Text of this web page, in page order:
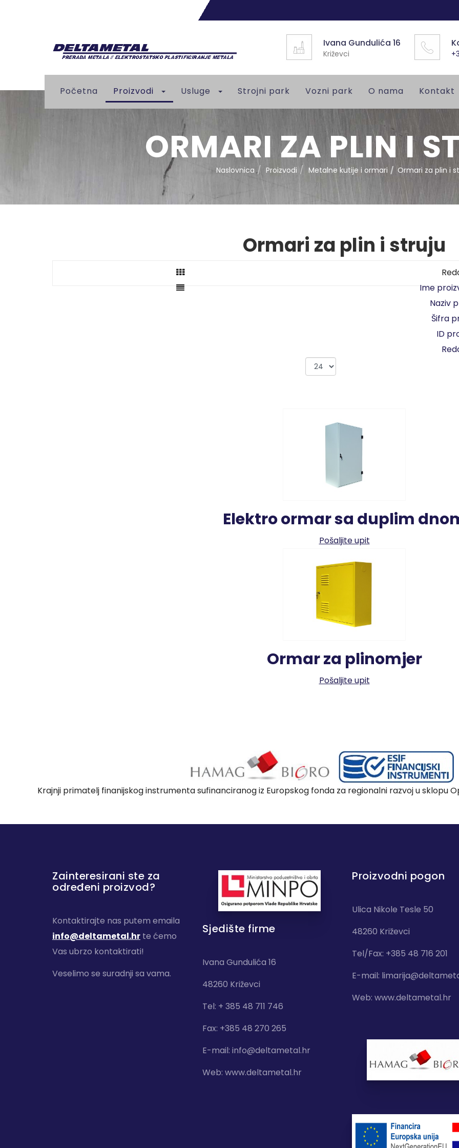
Ivana Gundulića 16
Križevci
Početna Proizvodi Usluge Strojni park Vozni park O nama Kontakt
ORMARI ZA PLIN I
Naslovnica Proizvodi Metalne kutije i ormari Ormari za plin i
Ormari za plin i struju
Ime
Naziv
Šifra
ID
Elektro ormar sa duplim
Pošaljite upit
Ormar za plinomjer
Pošaljite upit
Krajnji primatelj finanijskog instrumenta sufinanciranog iz Europskog fonda za regionalni razvoj u sklopu
Zainteresirani ste za
određeni proizvod?
Kontaktirajte nas putem emaila
info@deltametal.hr te ćemo
Vas ubrzo kontaktirati!
Veselimo se suradnji sa vama.
Sjedište firme
Ivana Gundulića 16
48260 Križevci
Tel: + 385 48 711 746
Fax: +385 48 270 265
E-mail: info@deltametal.hr
Web: www.deltametal.hr
Proizvodni pogon
Ulica Nikole Tesle 50
48260 Križevci
Tel/Fax: +385 48 716 201
E-mail:
Web: www.deltametal.hr